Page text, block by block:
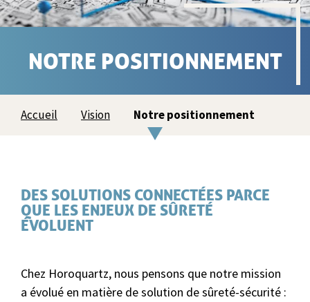
NOTRE POSITIONNEMENT
Accueil Vision Notre positionnement
DES SOLUTIONS CONNECTÉES PARCE
QUE LES ENJEUX DE SÛRETÉ
ÉVOLUENT
Chez Horoquartz, nous pensons que notre mission
a évolué en matière de solution de sûreté-sécurité :